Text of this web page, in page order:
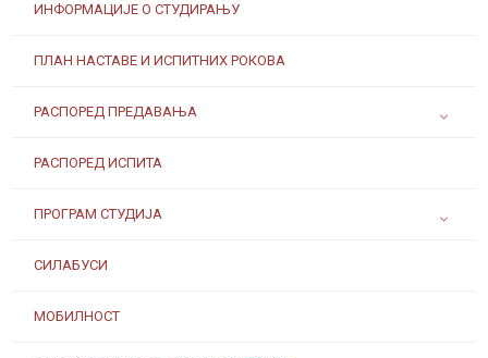
ИНФОРМАЦИЈЕ О СТУДИРАЊУ
ПЛАН НАСТАВЕ И ИСПИТНИХ РОКОВА
РАСПОРЕД ПРЕДАВАЊА
РАСПОРЕД ИСПИТА
ПРОГРАМ СТУДИЈА
СИЛАБУСИ
МОБИЛНОСТ